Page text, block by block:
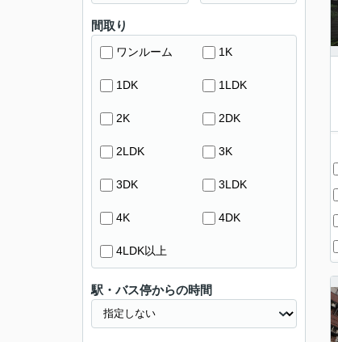
間取り
ワンルーム 1K
1DK 1LDK
2K 2DK
2LDK 3K
3DK 3LDK
4K 4DK
4LDK以上
駅・バス停からの時間